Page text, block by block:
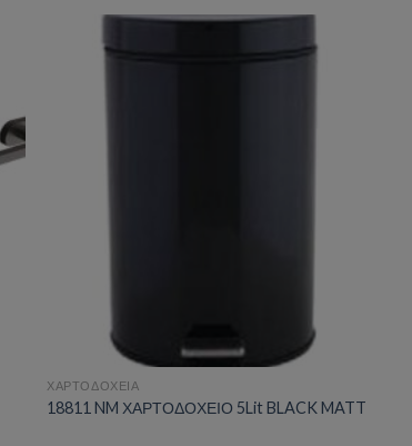
ΧΑΡΤΟΔΟΧΕΙΑ
18811 NM ΧΑΡΤΟΔΟΧΕΙΟ 5Lit BLACK MATT